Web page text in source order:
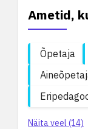
Ametid,
Õpetaja
Näita veel (14)